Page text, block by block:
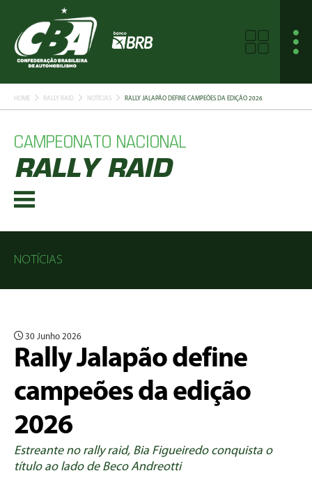
HOME RALLY RAID NOTÍCIAS RALLY JALAPÃO DEFINE CAMPEÕES DA EDIÇÃO 2026
CAMPEONATO NACIONAL
RALLY RAID
NOTÍCIAS
30 Junho 2026
Rally Jalapão define
campeões da edição
2026
Estreante no rally raid, Bia Figueiredo conquista o
título ao lado de Beco Andreotti